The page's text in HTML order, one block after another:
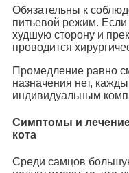
Обязательны к
питьевой режим. Если
худшую сторону и
проводится
Промедление равно
назначения нет,
индивидуальным
Симптомы и лечение
кота
Среди самцов